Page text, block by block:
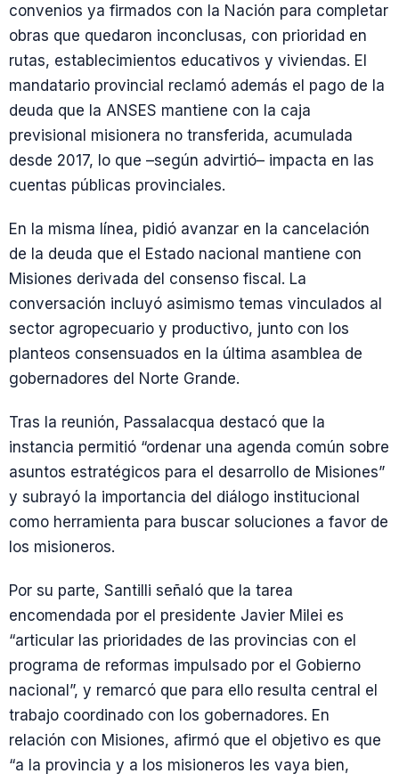
convenios ya firmados con la Nación para completar
obras que quedaron inconclusas, con prioridad en
rutas, establecimientos educativos y viviendas. El
mandatario provincial reclamó además el pago de la
deuda que la ANSES mantiene con la caja
previsional misionera no transferida, acumulada
desde 2017, lo que –según advirtió– impacta en las
cuentas públicas provinciales.
En la misma línea, pidió avanzar en la cancelación
de la deuda que el Estado nacional mantiene con
Misiones derivada del consenso fiscal. La
conversación incluyó asimismo temas vinculados al
sector agropecuario y productivo, junto con los
planteos consensuados en la última asamblea de
gobernadores del Norte Grande.
Tras la reunión, Passalacqua destacó que la
instancia permitió “ordenar una agenda común sobre
asuntos estratégicos para el desarrollo de Misiones”
y subrayó la importancia del diálogo institucional
como herramienta para buscar soluciones a favor de
los misioneros.
Por su parte, Santilli señaló que la tarea
encomendada por el presidente Javier Milei es
“articular las prioridades de las provincias con el
programa de reformas impulsado por el Gobierno
nacional”, y remarcó que para ello resulta central el
trabajo coordinado con los gobernadores. En
relación con Misiones, afirmó que el objetivo es que
“a la provincia y a los misioneros les vaya bien,